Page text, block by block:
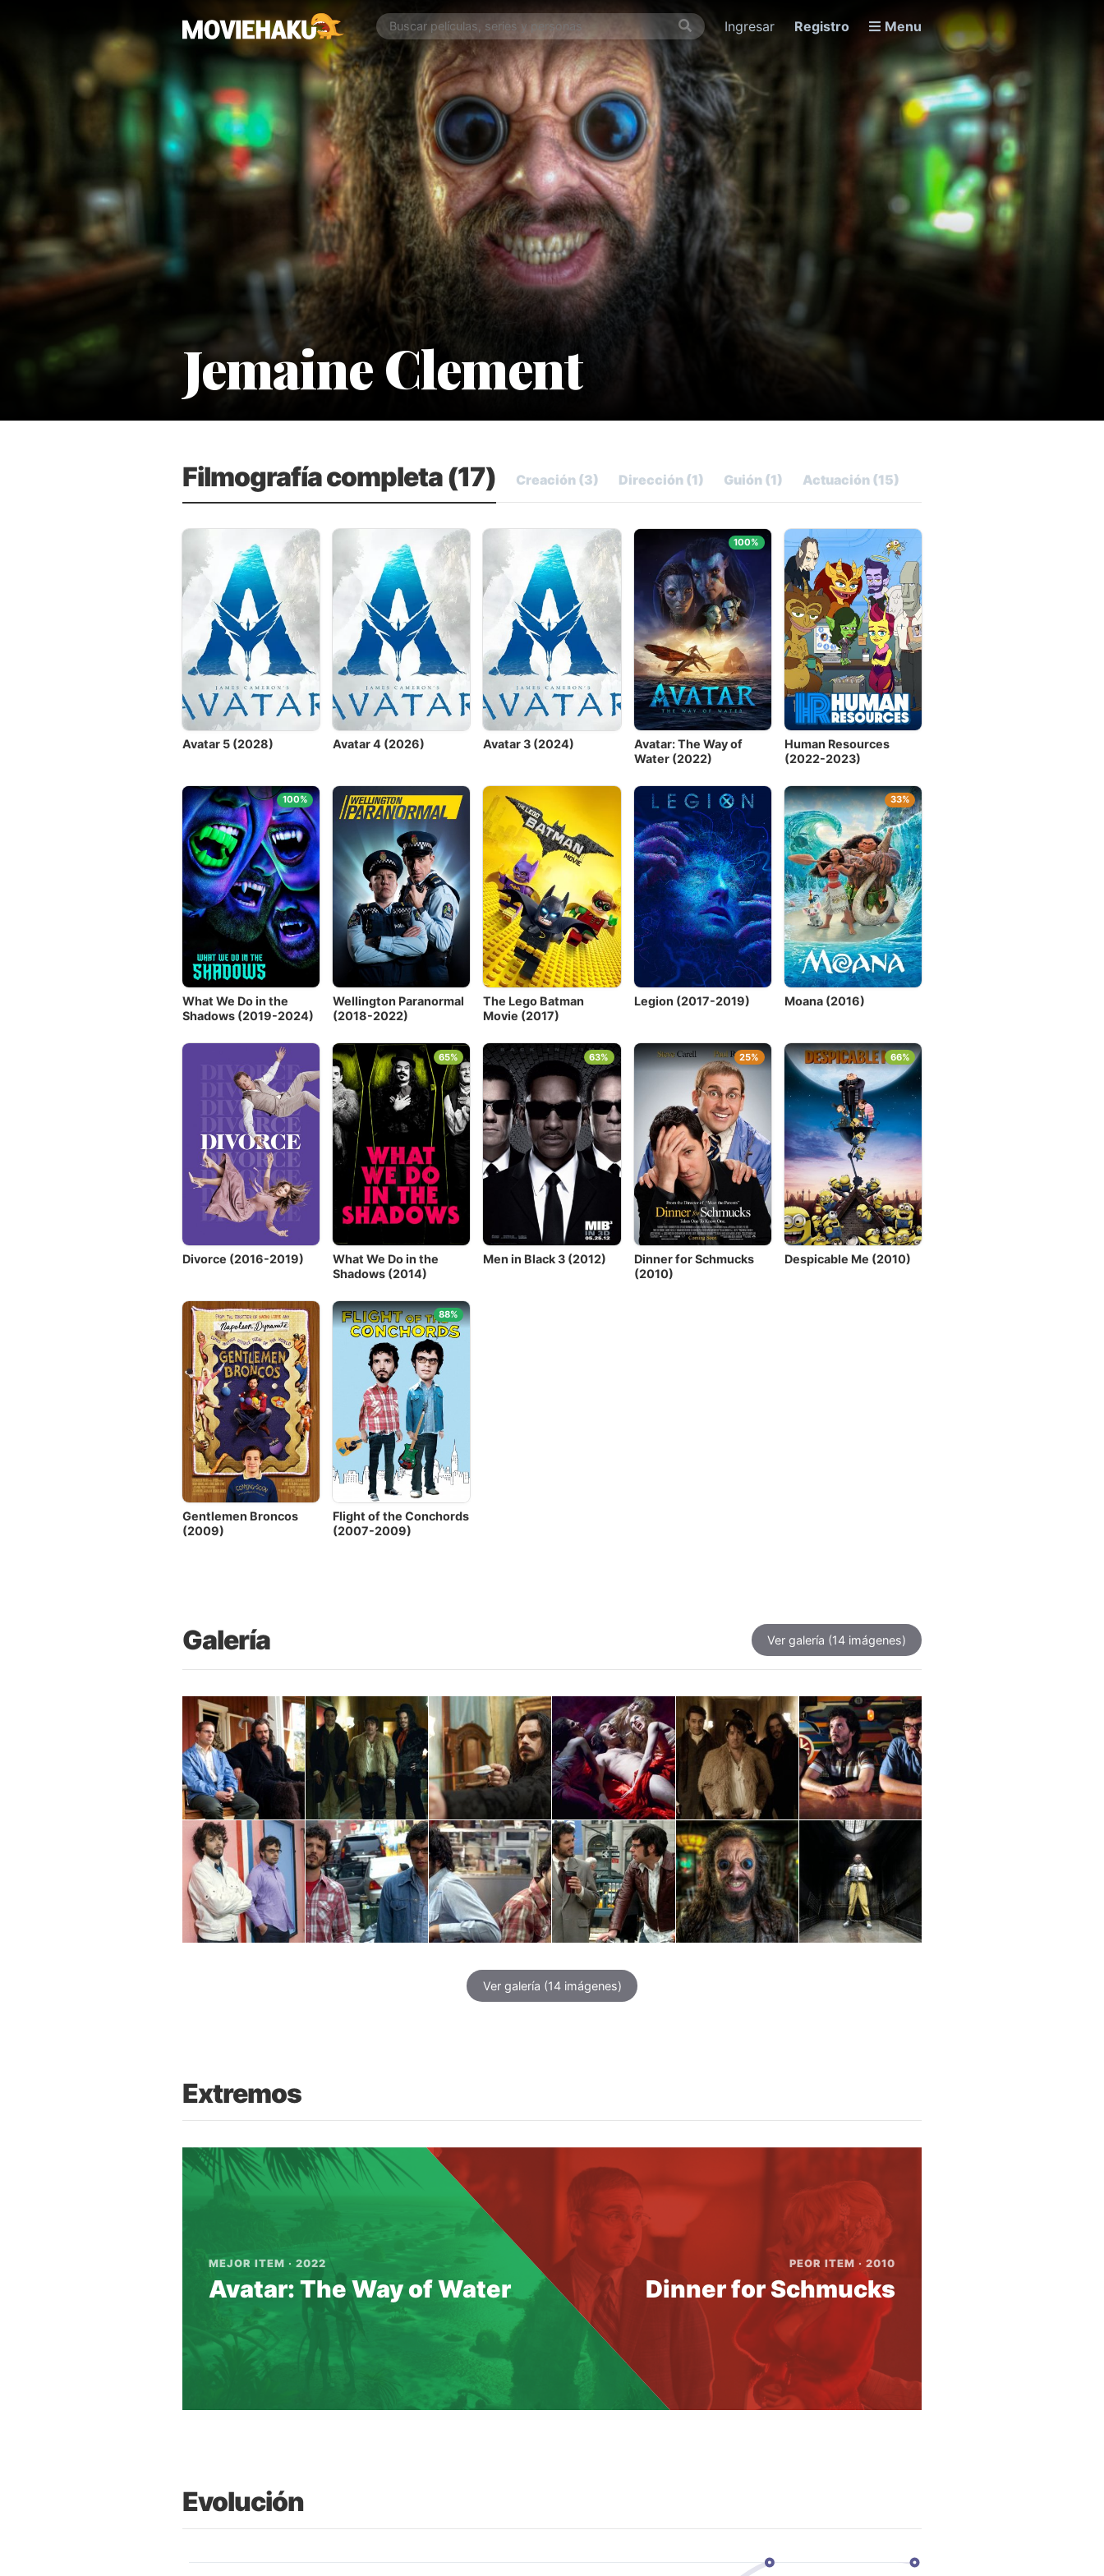
Ingresar Registro Menu
Jemaine Clement
Filmografía completa (17) Creación (3) Dirección (1) Guión (1) Actuación (15)
Avatar 5 (2028) Avatar 4 (2026) Avatar 3 (2024)
Avatar: The Way of
Water (2022)
100%
Human Resources
(2022-2023)
What We Do in the
Shadows (2019-2024)
100%
Wellington Paranormal
(2018-2022)
The Lego Batman
Movie (2017)
Legion (2017-2019) Moana (2016)
33%
Divorce (2016-2019)
What We Do in the
Shadows (2014)
65%
Men in Black 3 (2012)
63%
Dinner for Schmucks
(2010)
25%
Despicable Me (2010)
66%
Gentlemen Broncos
(2009)
Flight of the Conchords
(2007-2009)
88%
Galería Ver galería (14 imágenes)
Ver galería (14 imágenes)
Extremos
MEJOR ITEM · 2022
Avatar: The Way of Water
PEOR ITEM · 2010
Dinner for Schmucks
Evolución